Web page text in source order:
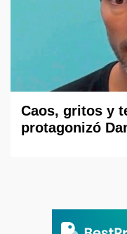
Caos, gritos y
protagonizó